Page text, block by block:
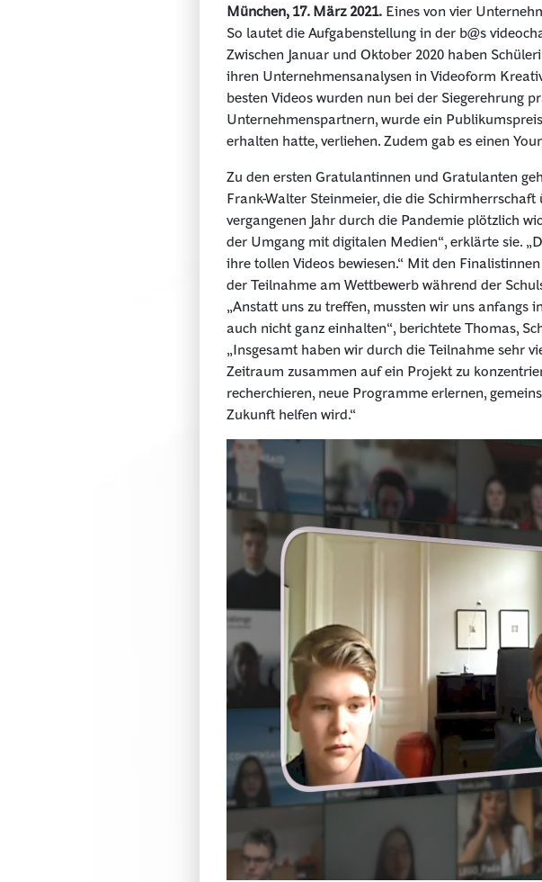
München, 17. März 2021. Eines von vier
So lautet die Aufgabenstellung in der b@s
Zwischen Januar und Oktober 2020 haben
ihren Unternehmens­analysen in Videoform
besten Videos wurden nun bei der Siegerehrung
Unternehmens­partnern, wurde ein
erhalten hatte, verliehen. Zudem gab es einen
Zu den ersten Gratulantinnen und Gratulanten
Frank-Walter Steinmeier, die die
vergangenen Jahr durch die Pandemie plötzlich
der Umgang mit digitalen Medien“, erklärte sie.
ihre tollen Videos bewiesen.“ Mit den
der Teilnahme am Wettbewerb während der
„Anstatt uns zu treffen, mussten wir uns anfangs
auch nicht ganz einhalten“, berichtete Thomas,
„Insgesamt haben wir durch die Teilnahme sehr
Zeitraum zusammen auf ein Projekt zu
recherchieren, neue Programme erlernen,
Zukunft helfen wird.“